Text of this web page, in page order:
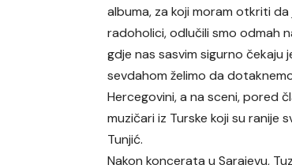
albuma, za koji moram otkriti
radoholici, odlučili smo odmah
gdje nas sasvim sigurno
sevdahom želimo da
Hercegovini, a na sceni, pored
muzičari iz Turske koji su ranije
Tunjić.
Nakon koncerata u Sarajevu,